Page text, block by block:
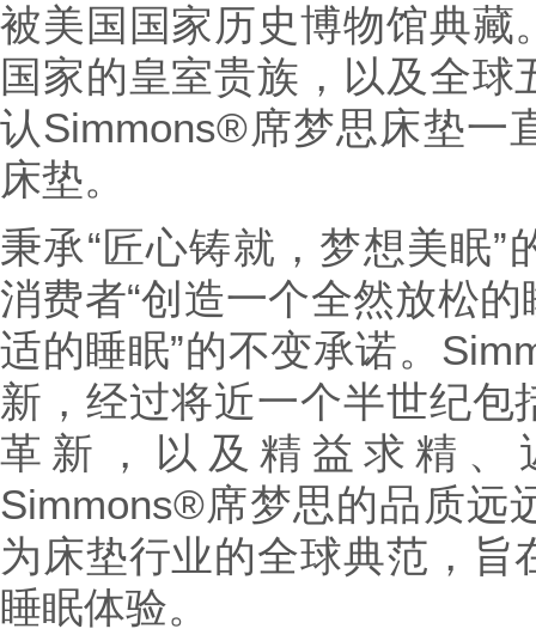
被美国国家历史博物馆典藏
国家的皇室贵族，以及全
认Simmons®席梦思床垫一
床垫。
秉承“匠心铸就，梦想美眠
消费者“创造一个全然放松
适的睡眠”的不变承诺。
新，经过将近一个半世纪
革新，以及精益求精、
Simmons®席梦思的品质远
为床垫行业的全球典范，
睡眠体验。